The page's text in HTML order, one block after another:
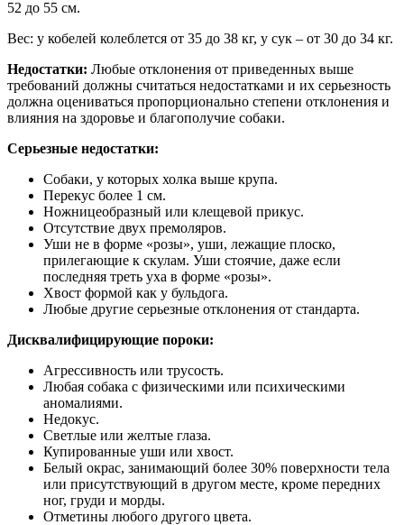
52 до 55 см.
Вес: у кобелей колеблется от 35 до 38 кг, у сук – от 30 до 34 кг.
Недостатки: Любые отклонения от приведенных выше
требований должны считаться недостатками и их серьезность
должна оцениваться пропорционально степени отклонения и
влияния на здоровье и благополучие собаки.
Серьезные недостатки:
Собаки, у которых холка выше крупа.
Перекус более 1 см.
Ножницеобразный или клещевой прикус.
Отсутствие двух премоляров.
Уши не в форме «розы», уши, лежащие плоско,
прилегающие к скулам. Уши стоячие, даже если
последняя треть уха в форме «розы».
Хвост формой как у бульдога.
Любые другие серьезные отклонения от стандарта.
Дисквалифицирующие пороки:
Агрессивность или трусость.
Любая собака с физическими или психическими
аномалиями.
Недокус.
Светлые или желтые глаза.
Купированные уши или хвост.
Белый окрас, занимающий более 30% поверхности тела
или присутствующий в другом месте, кроме передних
ног, груди и морды.
Отметины любого другого цвета.